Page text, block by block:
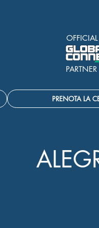
OFFICIAL
PARTNER
PRENOTA LA